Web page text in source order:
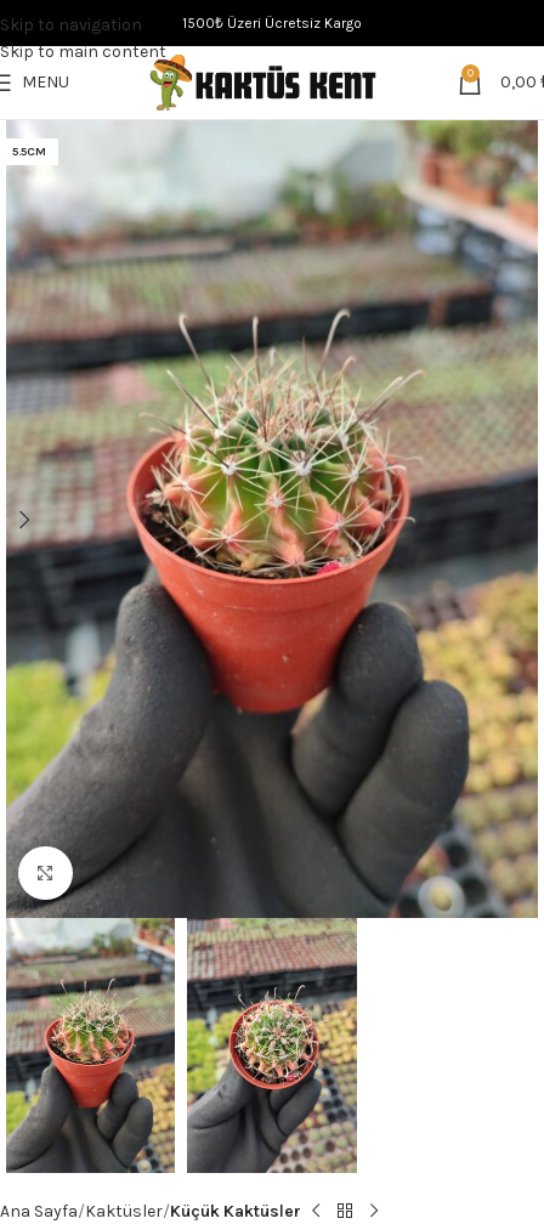
Skip to navigation
Skip to main content
1500₺ Üzeri Ücretsiz Kargo
MENU 0 0,00
5.5CM
Click to enlarge
Ana Sayfa Kaktüsler Küçük Kaktüsler